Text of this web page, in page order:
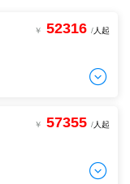
￥ 52316 /人起

￥ 57355 /人起
